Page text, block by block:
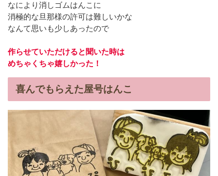
なにより消しゴムはんこに
消極的な旦那様の許可は難しいかな
なんて思いも少しあったので
作らせていただけると聞いた時は
めちゃくちゃ嬉しかった！
喜んでもらえた屋号はんこ